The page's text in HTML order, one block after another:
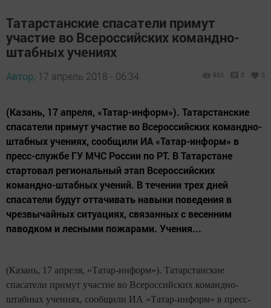
Татарстанские спасатели примут
участие во Всероссийских командно-
штабных учениях
Автор, 17 апрель 2018 - 06:34 930 0 0
(Казань, 17 апреля, «Татар-информ»). Татарстанские
спасатели примут участие во Всероссийских командно-
штабных учениях, сообщили ИА «Татар-информ» в
пресс-службе ГУ МЧС России по РТ. В Татарстане
стартовал региональный этап Всероссийских
командно-штабных учений. В течении трех дней
спасатели будут оттачивать навыки поведения в
чрезвычайных ситуациях, связанных с весенним
паводком и лесными пожарами. Учения...
(Казань, 17 апреля, «Татар-информ»). Татарстанские
спасатели примут участие во Всероссийских командно-
штабных учениях, сообщили ИА «Татар-информ» в пресс-